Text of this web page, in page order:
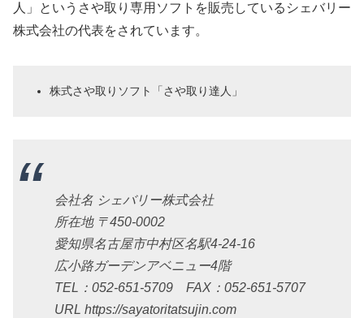
人」というさや取り専用ソフトを販売しているシェバリー
株式会社の代表をされています。
株式さや取りソフト「さや取り達人」
会社名 シェバリー株式会社
所在地 〒450-0002
愛知県名古屋市中村区名駅4-24-16
広小路ガーデンアベニュー4階
TEL：052-651-5709 FAX：052-651-5707
URL https://sayatoritatsujin.com